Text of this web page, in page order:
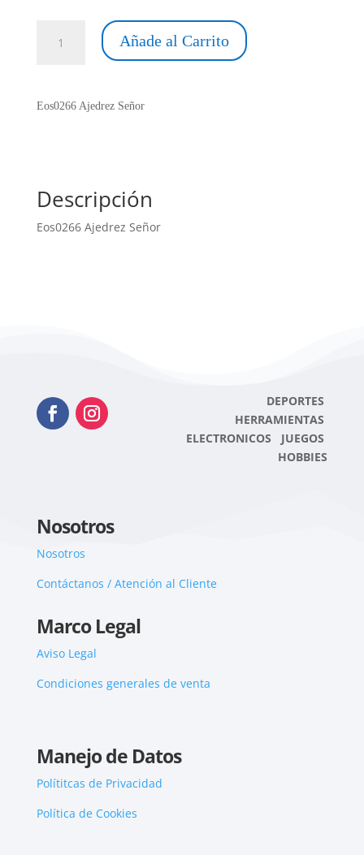
Ajedrez
Añade al Carrito
Eos0266 Ajedrez Señor
Descripción
Eos0266 Ajedrez Señor
DEPORTES
HERRAMIENTAS
ELECTRONICOS JUEGOS
HOBBIES
Nosotros
Nosotros
Contáctanos / Atención al Cliente
Marco Legal
Aviso Legal
Condiciones generales de venta
Manejo de Datos
Polítitcas de Privacidad
Política de Cookies